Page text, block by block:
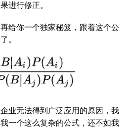
进行修正。
给你一个独家秘笈，跟着这个公
。
业无法得到广泛应用的原因，我
一个这么复杂的公式，还不如我